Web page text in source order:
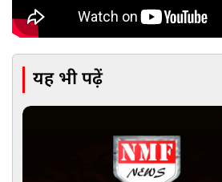
यह भी पढ़ें